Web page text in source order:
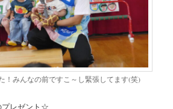
！みんなの前ですこ～し緊張してます(笑)
プレゼント☆